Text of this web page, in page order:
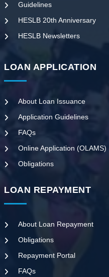
Guidelines
HESLB 20th Anniversary
HESLB Newsletters
LOAN APPLICATION
About Loan Issuance
Application Guidelines
FAQs
Online Application (OLAMS)
Obligations
LOAN REPAYMENT
About Loan Repayment
Obligations
Repayment Portal
FAQs